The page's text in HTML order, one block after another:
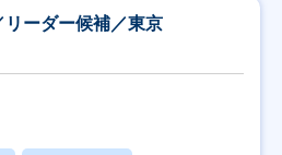
ーダー候補／東京